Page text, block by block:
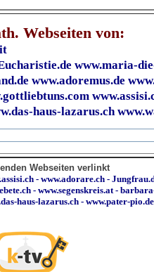
Webseiten von:
www.maria-
www.adoremus.de
haus-lazarus.ch
Webseiten verlinkt
- www.adorare.ch -
- www.segenskreis.at -
haus-lazarus.ch - www.pater-pio.de